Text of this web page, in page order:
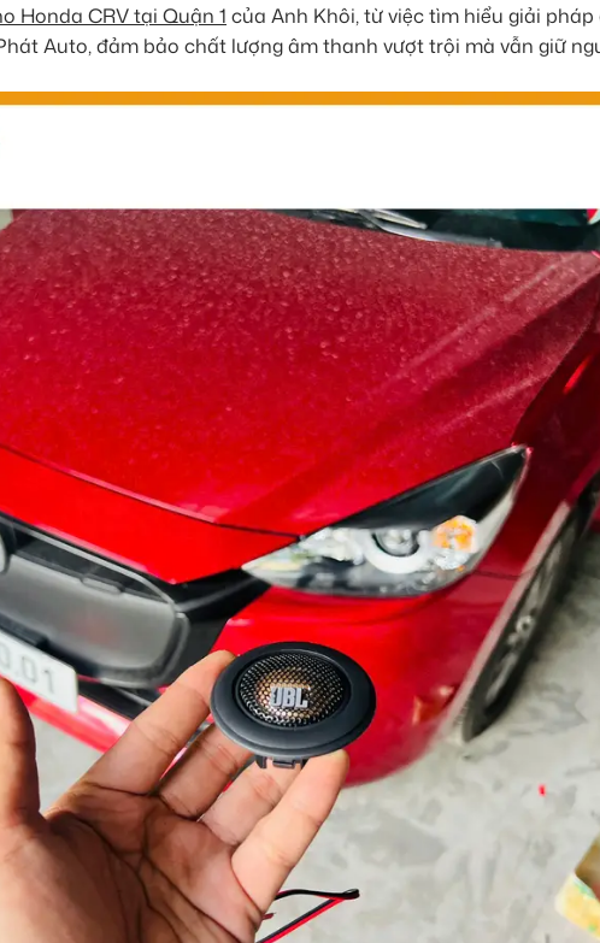
Honda CRV tại Quận 1 của Anh Khôi, từ việc tìm hiểu giải
Auto, đảm bảo chất lượng âm thanh vượt trội mà vẫn giữ